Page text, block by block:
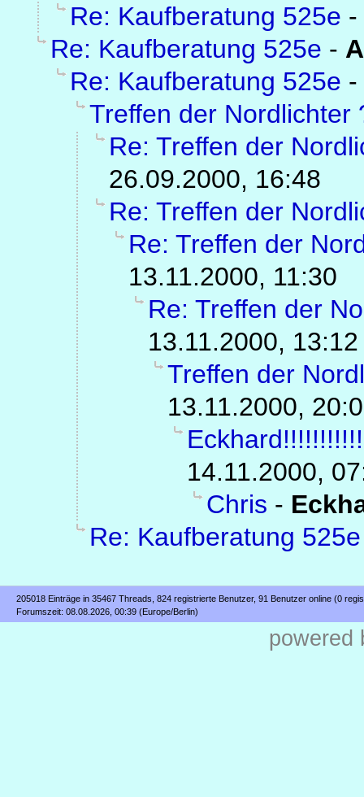
Re: Kaufberatung 525e -
Re: Kaufberatung 525e -
Re: Kaufberatung 525e -
Treffen der Nordlichter
Re: Treffen der
26.09.2000, 16:48
Re: Treffen der
Re: Treffen der
13.11.2000, 11:30
Re: Treffen der
13.11.2000, 13:12
Treffen der
13.11.2000,
14.11.2000,
Chris -
Re: Kaufberatung 525e
205018 Einträge in 35467 Threads, 824 registrierte Benutzer, 91 Benutzer online (0
Forumszeit: 08.08.2026, 00:39 (Europe/Berlin)
powered